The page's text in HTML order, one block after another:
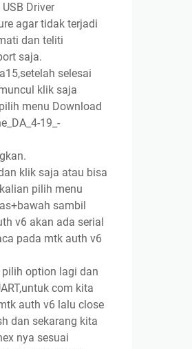
Driver
agar tidak terjadi
dan teliti
saja.
selesai
klik saja
menu Download
19_-
klik saja atau bisa
pilih menu
sambil
v6 akan ada serial
pada mtk auth v6
option lagi dan
com kita
auth v6 lalu close
dan sekarang kita
nya sesuai